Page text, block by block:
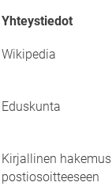
Yhteystiedot
Wikipedia
Eduskunta
Kirjallinen hakemus
postiosoitteeseen